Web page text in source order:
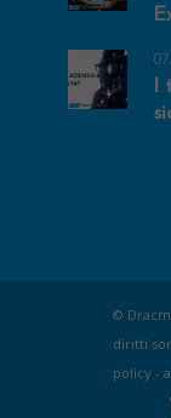
©
diritti
policy -